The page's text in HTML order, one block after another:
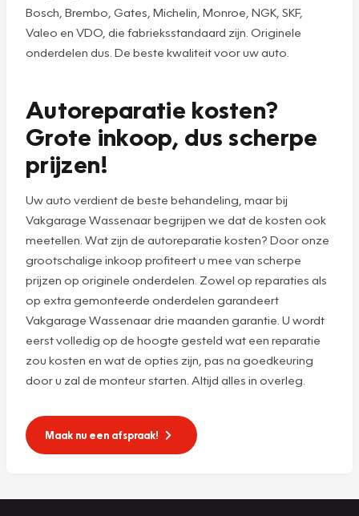
Bosch, Brembo, Gates, Michelin, Monroe, NGK, SKF,
Valeo en VDO, die fabrieksstandaard zijn. Originele
onderdelen dus. De beste kwaliteit voor uw auto.
Autoreparatie kosten?
Grote inkoop, dus scherpe
prijzen!
Uw auto verdient de beste behandeling, maar bij
Vakgarage Wassenaar begrijpen we dat de kosten ook
meetellen. Wat zijn de autoreparatie kosten? Door onze
grootschalige inkoop profiteert u mee van scherpe
prijzen op originele onderdelen. Zowel op reparaties als
op extra gemonteerde onderdelen garandeert
Vakgarage Wassenaar drie maanden garantie. U wordt
eerst volledig op de hoogte gesteld wat een reparatie
zou kosten en wat de opties zijn, pas na goedkeuring
door u zal de monteur starten. Altijd alles in overleg.
Maak nu een afspraak!